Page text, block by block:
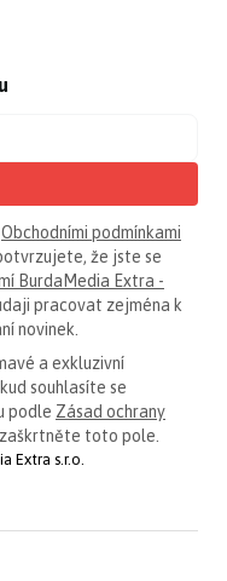
Obchodními podmínkami
že jste se
BurdaMedia Extra -
pracovat zejména k
novinek.
a exkluzivní
souhlasíte se
podle Zásad ochrany
toto pole.
Extra s.r.o.